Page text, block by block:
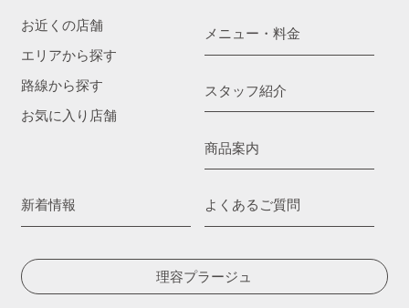
お近くの店舗
エリアから探す
路線から探す
お気に入り店舗
メニュー・料金
スタッフ紹介
商品案内
新着情報 よくあるご質問
理容プラージュ